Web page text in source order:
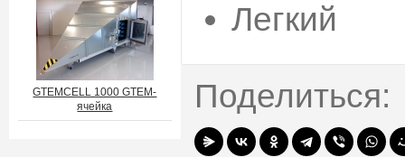
GTEMCELL 1000 GTEM-
ячейка
Легкий
Поделиться: